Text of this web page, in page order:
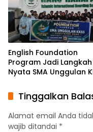
English Foundation
Program Jadi Langkah
Nyata SMA Unggulan
Berdaya Saing Global
Tinggalkan
Alamat email Anda
wajib ditandai *